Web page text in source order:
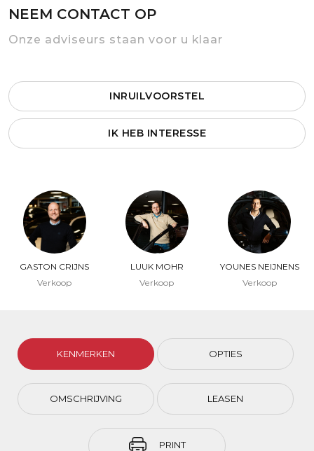
NEEM CONTACT OP
Onze adviseurs staan voor u klaar
INRUILVOORSTEL
IK HEB INTERESSE
GASTON CRIJNS
Verkoop
LUUK MOHR
Verkoop
YOUNES NEIJNENS
Verkoop
KENMERKEN OPTIES
OMSCHRIJVING LEASEN
PRINT